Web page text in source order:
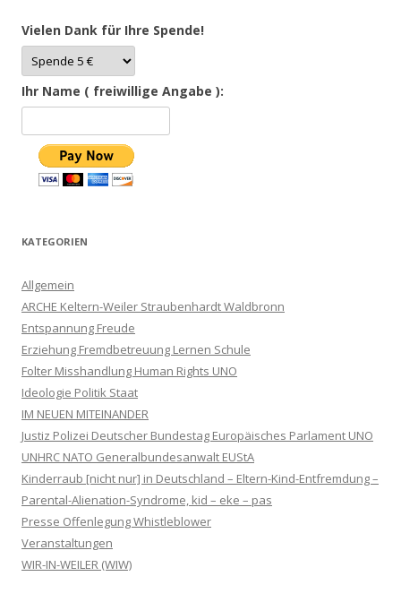
Vielen Dank für Ihre Spende!
Ihr Name ( freiwillige Angabe ):
KATEGORIEN
Allgemein
ARCHE Keltern-Weiler Straubenhardt Waldbronn
Entspannung Freude
Erziehung Fremdbetreuung Lernen Schule
Folter Misshandlung Human Rights UNO
Ideologie Politik Staat
IM NEUEN MITEINANDER
Justiz Polizei Deutscher Bundestag Europäisches Parlament UNO
UNHRC NATO Generalbundesanwalt EUStA
Kinderraub [nicht nur] in Deutschland – Eltern-Kind-Entfremdung –
Parental-Alienation-Syndrome, kid – eke – pas
Presse Offenlegung Whistleblower
Veranstaltungen
WIR-IN-WEILER (WIW)